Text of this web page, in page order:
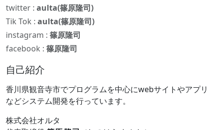
twitter : aulta(篠原隆司)
Tik Tok : aulta(篠原隆司)
instagram : 篠原隆司
facebook : 篠原隆司
自己紹介
香川県観音寺市でプログラムを中心にwebサイトやアプリ
などシステム開発を行っています。
株式会社オルタ